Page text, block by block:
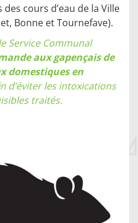
cours d’eau de la Ville
Bonne et Tournefave).
Service Communal
aux gapençais de
domestiques en
d’éviter les intoxications
traités.